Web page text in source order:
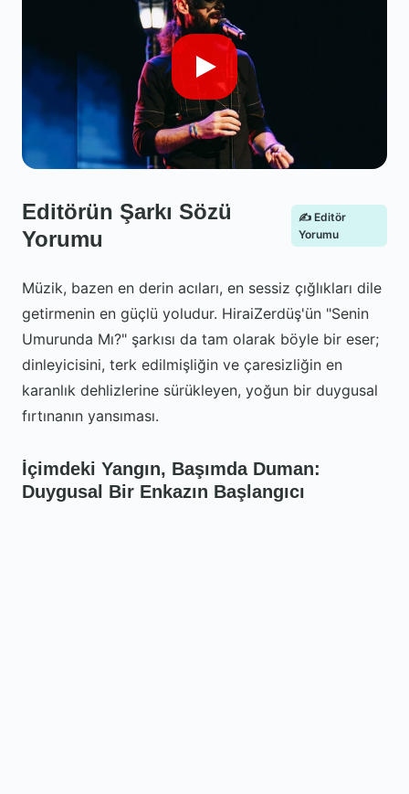
Editörün Şarkı Sözü
Yorumu
✍️ Editör
Yorumu
Müzik, bazen en derin acıları, en sessiz çığlıkları dile
getirmenin en güçlü yoludur. HiraiZerdüş'ün "Senin
Umurunda Mı?" şarkısı da tam olarak böyle bir eser;
dinleyicisini, terk edilmişliğin ve çaresizliğin en
karanlık dehlizlerine sürükleyen, yoğun bir duygusal
fırtınanın yansıması.
İçimdeki Yangın, Başımda Duman:
Duygusal Bir Enkazın Başlangıcı